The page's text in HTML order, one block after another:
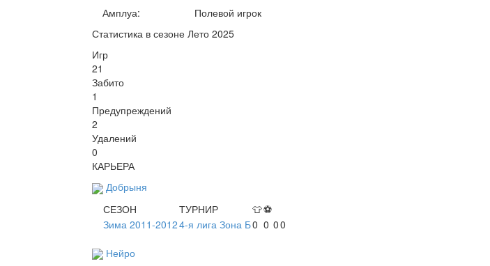
Амплуа:
Полевой игрок
Статистика в сезоне Лето 2025
Игр
21
Забито
1
Предупреждений
2
Удалений
0
КАРЬЕРА
Добрыня
СЕЗОН
ТУРНИР 👕⚽
Зима 2011-20124-я лига Зона Б0 0 00
Нейро